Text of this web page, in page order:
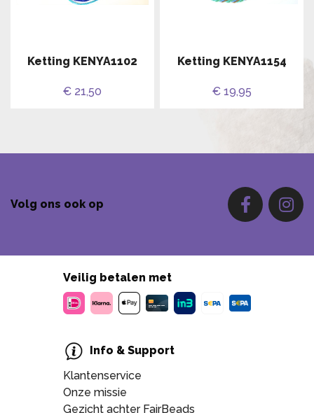
Ketting KENYA1102
€ 21,50
Ketting KENYA1154
€ 19,95
Volg ons ook op
Veilig betalen met
Info & Support
Klantenservice
Onze missie
Gezicht achter FairBeads